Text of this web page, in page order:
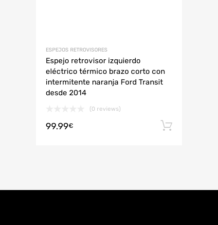
ESPEJOS RETROVISORES
Espejo retrovisor izquierdo
eléctrico térmico brazo corto con
intermitente naranja Ford Transit
desde 2014
(0 reviews)
99.99€